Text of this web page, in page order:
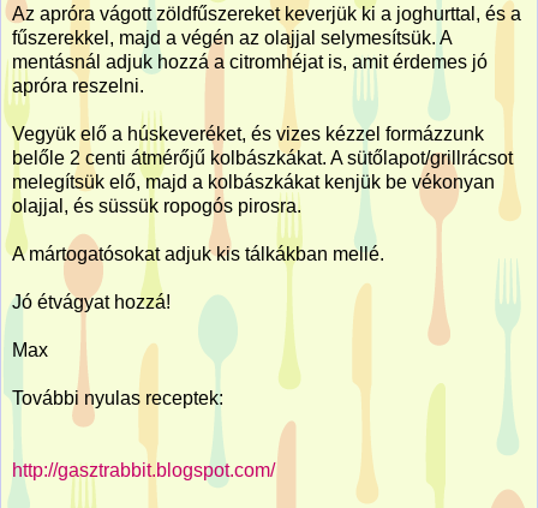
Az apróra vágott zöldfűszereket keverjük ki a joghurttal, és a
fűszerekkel, majd a végén az olajjal selymesítsük. A
mentásnál adjuk hozzá a citromhéjat is, amit érdemes jó
apróra reszelni.
Vegyük elő a húskeveréket, és vizes kézzel formázzunk
belőle 2 centi átmérőjű kolbászkákat. A sütőlapot/grillrácsot
melegítsük elő, majd a kolbászkákat kenjük be vékonyan
olajjal, és süssük ropogós pirosra.
A mártogatósokat adjuk kis tálkákban mellé.
Jó étvágyat hozzá!
Max
További nyulas receptek:
http://gasztrabbit.blogspot.com/